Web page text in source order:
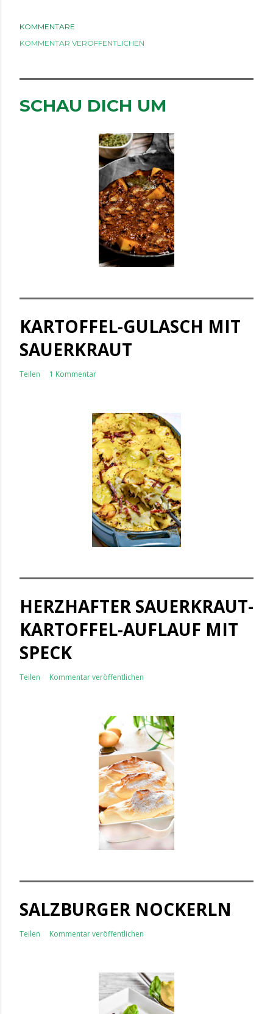
KOMMENTARE
KOMMENTAR VERÖFFENTLICHEN
SCHAU DICH UM
KARTOFFEL-GULASCH MIT
SAUERKRAUT
Teilen 1 Kommentar
HERZHAFTER SAUERKRAUT-
KARTOFFEL-AUFLAUF MIT
SPECK
Teilen Kommentar veröffentlichen
SALZBURGER NOCKERLN
Teilen Kommentar veröffentlichen